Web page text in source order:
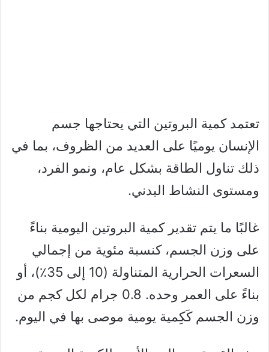
تعتمد كمية البروتين التي يحتاجها جسم
الإنسان يوميًا على العديد من الظروف، بما في
ذلك تناول الطاقة بشكل عام، ونمو الفرد،
ومستوى النشاط البدني.
غالبًا ما يتم تقدير كمية البروتين اليومية بناءً
على وزن الجسم، كنسبة مئوية من إجمالي
السعرات الحرارية المتناولة (10 إلى 35٪)، أو
بناءً على العمر وحده. 0.8 جرام لكل كجم من
وزن الجسم كَكِمية يومية موصى بها في اليوم.